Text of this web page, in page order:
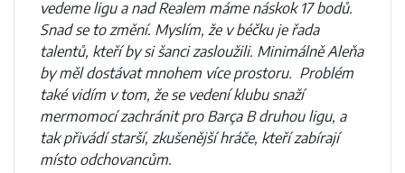
vedeme ligu a nad Realem máme náskok 17 bodů.
Snad se to změní. Myslím, že v béčku je řada
talentů, kteří by si šanci zasloužili. Minimálně Aleňa
by měl dostávat mnohem více prostoru. Problém
také vidím v tom, že se vedení klubu snaží
mermomocí zachránit pro Barça B druhou ligu, a
tak přivádí starší, zkušenější hráče, kteří zabírají
místo odchovancům.